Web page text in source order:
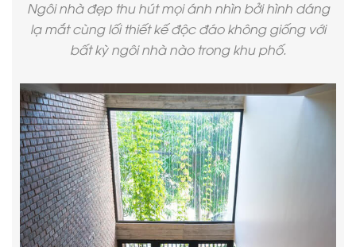
Ngôi nhà đẹp thu hút mọi ánh nhìn bởi hình dáng
lạ mắt cùng lối thiết kế độc đáo không giống với
bất kỳ ngôi nhà nào trong khu phố.